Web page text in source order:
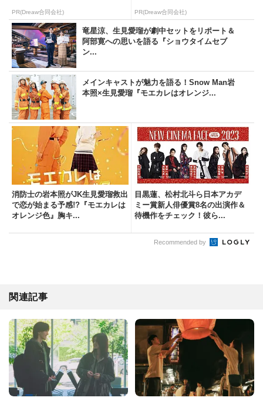
PR(Dreaw合同会社) PR(Dreaw合同会社)
竜星涼、生見愛瑠が劇中セットをリポート＆
阿部寛への思いを語る『ショウタイムセブ
ン...
メインキャストが魅力を語る！Snow Man岩
本照×生見愛瑠『モエカレはオレンジ...
消防士の岩本照がJK生見愛瑠救出
で恋が始まる予感!?『モエカレは
オレンジ色』胸キ...
目黒蓮、松村北斗ら日本アカデ
ミー賞新人俳優賞8名の出演作＆
待機作をチェック！彼ら...
Recommended by
関連記事